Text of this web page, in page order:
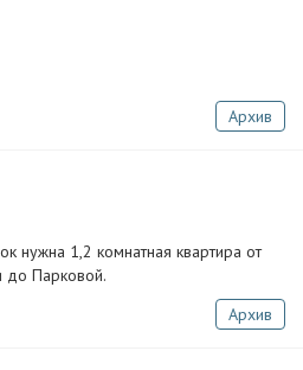
Архив
нужна 1,2 комнатная квартира от
до Парковой.
Архив